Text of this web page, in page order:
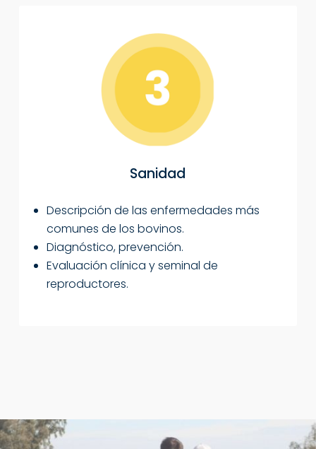
Sanidad
Descripción de las enfermedades más
comunes de los bovinos.
Diagnóstico, prevención.
Evaluación clínica y seminal de
reproductores.